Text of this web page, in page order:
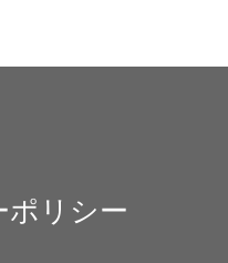
ポリシー